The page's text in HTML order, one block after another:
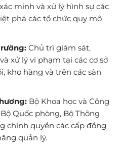
minh và xử lý hình sự các
phá các tổ chức quy mô
Chủ trì giám sát,
xử lý vi phạm tại các cơ sở
kho hàng và trên các sàn
Bộ Khoa học và Công
Quốc phòng, Bộ Thông
chính quyền các cấp đồng
quản lý.